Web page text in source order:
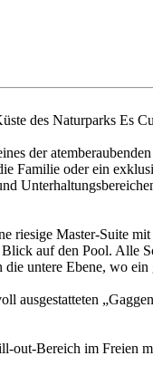
des Naturparks Es
der
Familie oder ein
Master-Suite
auf den Pool. Alle
untere Ebene, wo
ausgestatteten
out-Bereich im